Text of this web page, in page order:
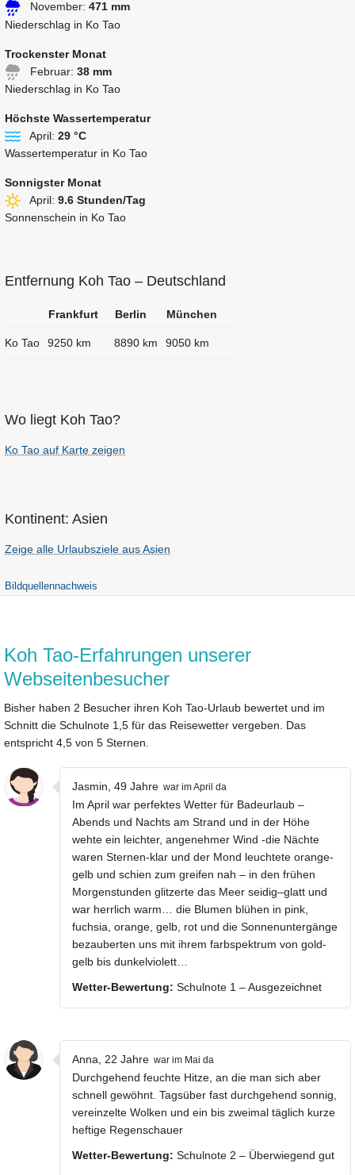
November: 471 mm
Niederschlag in Ko Tao
Trockenster Monat
Februar: 38 mm
Niederschlag in Ko Tao
Höchste Wassertemperatur
April: 29 °C
Wassertemperatur in Ko Tao
Sonnigster Monat
April: 9.6 Stunden/Tag
Sonnenschein in Ko Tao
Entfernung Koh Tao – Deutschland
Frankfurt Berlin München
Ko Tao 9250 km 8890 km 9050 km
Wo liegt Koh Tao?
Ko Tao auf Karte zeigen
Kontinent: Asien
Zeige alle Urlaubsziele aus Asien
Bildquellennachweis
Koh Tao-Erfahrungen unserer
Webseitenbesucher
Bisher haben 2 Besucher ihren Koh Tao-Urlaub bewertet und im
Schnitt die Schulnote 1,5 für das Reisewetter vergeben. Das
entspricht 4,5 von 5 Sternen.
Jasmin, 49 Jahre war im April da
Im April war perfektes Wetter für Badeurlaub –
Abends und Nachts am Strand und in der Höhe
wehte ein leichter, angenehmer Wind -die Nächte
waren Sternen-klar und der Mond leuchtete orange-
gelb und schien zum greifen nah – in den frühen
Morgenstunden glitzerte das Meer seidig–glatt und
war herrlich warm… die Blumen blühen in pink,
fuchsia, orange, gelb, rot und die Sonnenuntergänge
bezauberten uns mit ihrem farbspektrum von gold-
gelb bis dunkelviolett…
Wetter-Bewertung: Schulnote 1 – Ausgezeichnet
Anna, 22 Jahre war im Mai da
Durchgehend feuchte Hitze, an die man sich aber
schnell gewöhnt. Tagsüber fast durchgehend sonnig,
vereinzelte Wolken und ein bis zweimal täglich kurze
heftige Regenschauer
Wetter-Bewertung: Schulnote 2 – Überwiegend gut